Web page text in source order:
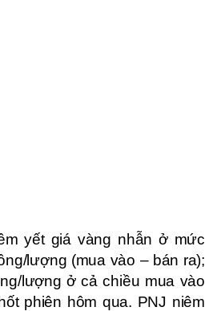
yết giá vàng nhẫn ở mức
lượng (mua vào – bán ra);
lượng ở cả chiều mua vào
phiên hôm qua. PNJ niêm